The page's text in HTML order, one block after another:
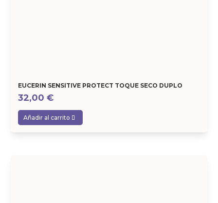
EUCERIN SENSITIVE PROTECT TOQUE SECO DUPLO
32,00€
Añadir al carrito